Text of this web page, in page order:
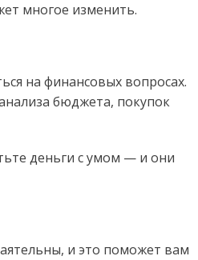
многое изменить.
на финансовых вопросах.
бюджета, покупок
деньги с умом — и они
и это поможет вам